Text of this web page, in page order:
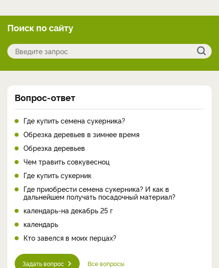
Поиск по сайту
Вопрос-ответ
Где купить семена сукерника?
Обрезка деревьев в зимнее время
Обрезка деревьев
Чем травить совкувесноц
Где купить сукерник
Где приобрести семена сукерника? И как в
дальнейшем получать посадочный материал?
календарь-на декабрь 25 г
календарь
Кто завелся в моих перцах?
Задать вопрос Все вопросы